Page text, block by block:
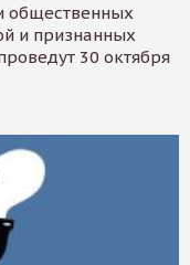
общественных
и признанных
30 октября